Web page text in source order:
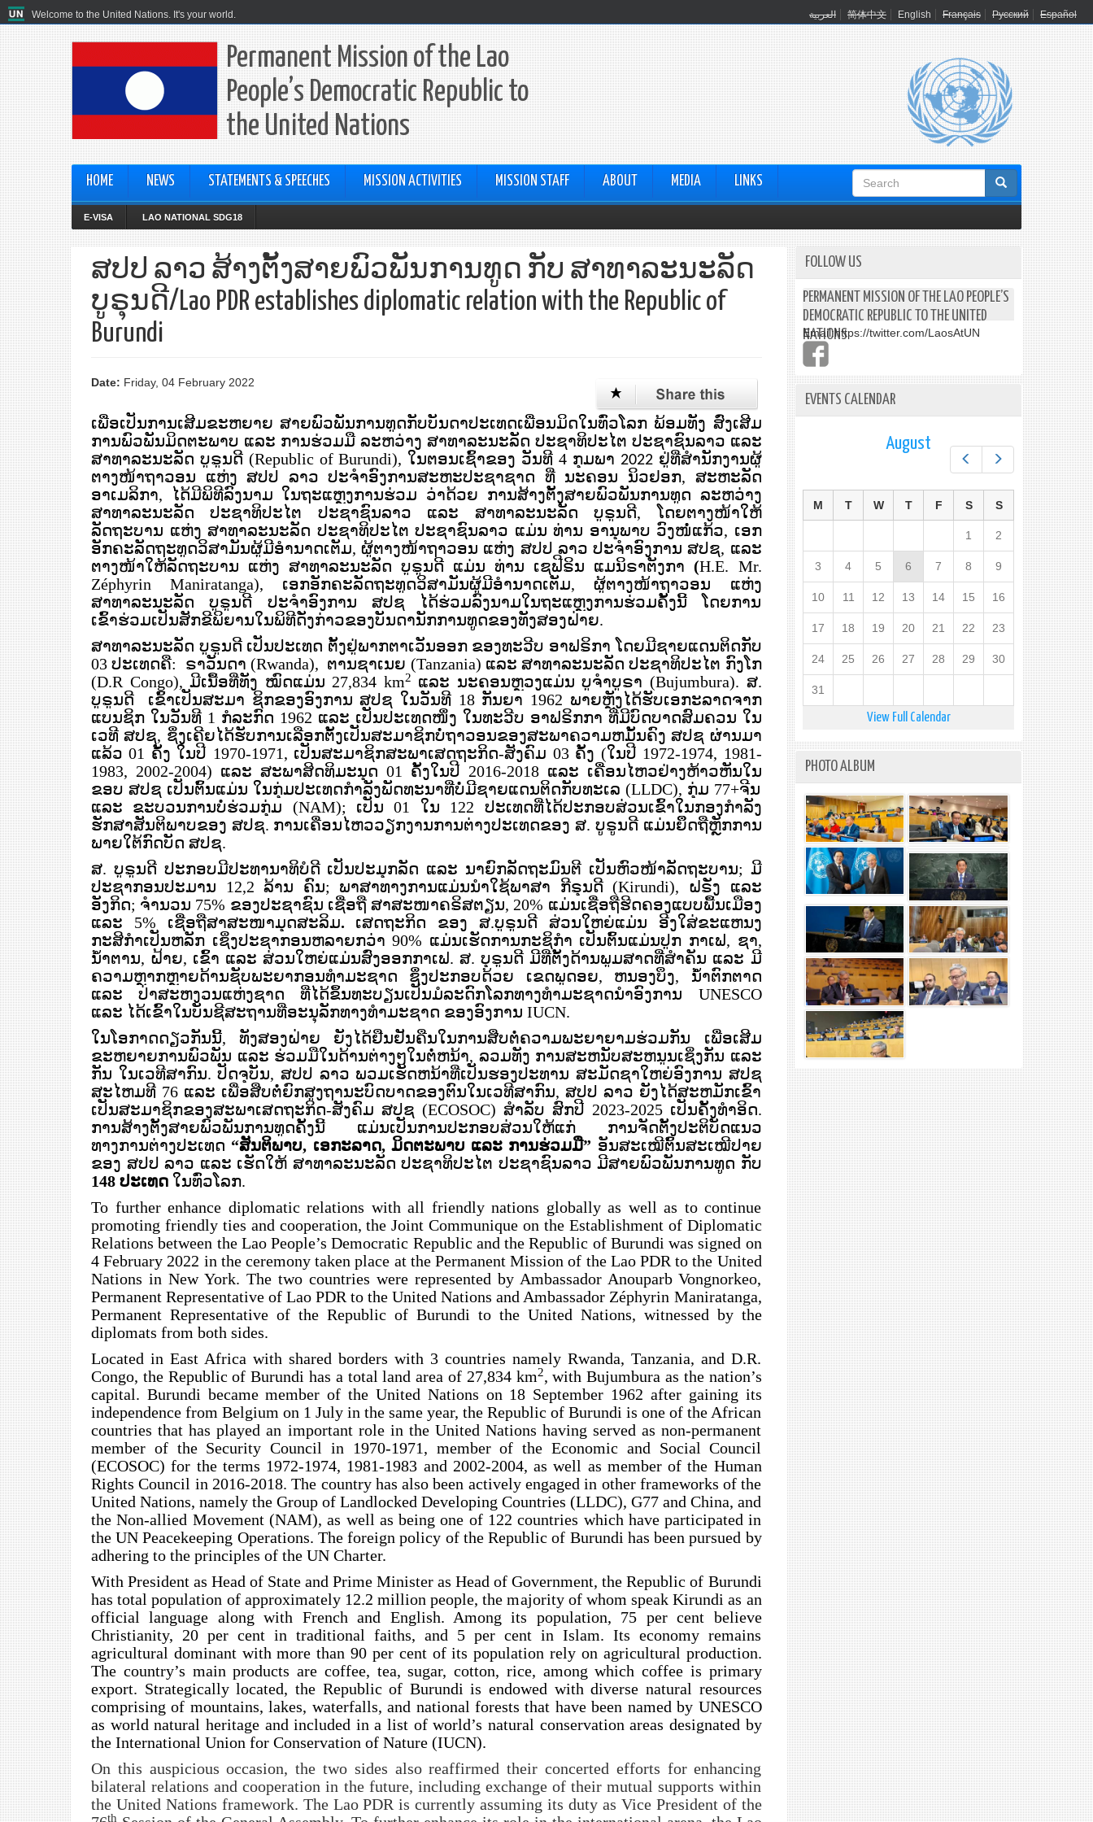
Welcome to the United Nations. It's your world. العربية 简体中文 English Français Русский Español
Permanent Mission of the Lao
People’s Democratic Republic to
the United Nations
HOME NEWS STATEMENTS & SPEECHES MISSION ACTIVITIES MISSION STAFF ABOUT MEDIA LINKS
Search
form
E-VISA LAO NATIONAL SDG18
ສປປ ລາວ ສ້າງຕັ້ງສາຍພົວພັນການທູດ ກັບ ສາທາລະນະລັດ
ບູຣຸນດີ/Lao PDR establishes diplomatic relation with the Republic of
Burundi
Date: Friday, 04 February 2022
ເພື່ອເປັນການເສີມຂະຫຍາຍ ສາຍພົວພັນການທູດກັບບັນດາປະເທດເພື່ອນມິດໃນທົ່ວໂລກ ພ້ອມທັງ ສົ່ງເສີມ
ການພົວພັນມິດຕະພາບ ແລະ ການຮ່ວມມື ລະຫວ່າງ ສາທາລະນະລັດ ປະຊາທິປະໄຕ ປະຊາຊົນລາວ ແລະ
ສາທາລະນະລັດ ບູ​ຣູນ​ດີ (Republic of Burundi), ໃນຕອນເຊົ້າຂອງ ວັນທີ 4 ກຸມພາ 2022 ຢູ່ທີ່ສຳນັກງານຜູ້
ຕາງໜ້າຖາວອນ ແຫ່ງ ສປປ ລາວ ປະຈຳອົງການສະຫະປະຊາຊາດ ທີ່ ນະຄອນ ນິວຢອກ, ສະຫະລັດ
ອາເມລິກາ, ໄດ້ມີພິທີລົງນາມ ໃນຖະແຫຼງການຮ່ວມ ວ່າດ້ວຍ ການສ້າງຕັ້ງສາຍພົວພັນການທູດ ລະຫວ່າງ
ສາທາລະນະລັດ ປະຊາທິປະໄຕ ປະຊາຊົນລາວ ແລະ ສາທາລະນະລັດ ບູຣູນ​ດີ, ໂດຍຕາງໜ້າໃຫ້
ລັດຖະບານ ແຫ່ງ ສາທາລະນະລັດ ປະຊາທິປະໄຕ ປະຊາຊົນລາວ ແມ່ນ ທ່ານ ອານຸພາບ ວົງໜໍ່ແກ້ວ, ເອກ
ອັກຄະລັດຖະທູດວິສາມັນຜູ້ມີອຳນາດເຕັມ, ຜູ້ຕາງໜ້າຖາວອນ ແຫ່ງ ສປປ ລາວ ປະຈໍາອົງການ ສປຊ,​ ແລະ
ຕາງໜ້າໃຫ້ລັດຖະບານ ແຫ່ງ ສາທາລະນະລັດ ບູ​ຣູນ​ດີ ແມ່ນ ທ່ານ ເຊຟີຣິນ ແມນິຣາຕັງກາ(H.E. Mr.
Zéphyrin Maniratanga), ເອກອັກຄະລັດຖະທູດວິສາມັນຜູ້ມີອຳນາດເຕັມ, ຜູ້ຕາງໜ້າຖາວອນ ແຫ່ງ
ສາທາລະນະລັດ ບູຣູນ​ດີ ປະຈໍາອົງການ ສປຊ ໄດ້ຮ່ວມລົງນາມໃນຖະແຫຼງການຮ່ວມຄັ້ງນີ້ ໂດຍການ
ເຂົ້າຮ່ວມເປັນສັກຂີພິຍານໃນພິທີດັ່ງກ່າວຂອງບັນດານັກການທູດຂອງທັງສອງຝ່າຍ.
ສາທາລະນະລັດ ບູຣູນດີ ເປັນປະເທດ ຕັ້ງຢູ່ພາກຕາເວັນອອກ ຂອງທະວີບ ອາຟຣິກາ ໂດຍມີຊາຍແດນຕິດກັບ
03 ປະເທດຄື:
ຣາວັນດາ (Rwanda), ຕານຊາເນຍ (Tanzania) ແລະ ສາທາລະນະລັດ ປະຊາທິປະໄຕ ກົງໂກ
(D.R Congo), ມີເນື້ອທີ່ທັງ ໝົດແມ່ນ 27,834 km2 ແລະ ນະຄອນຫຼວງແມ່ນ ບູຈໍາບູຣາ (Bujumbura). ​ສ.
ບູຣູນດີ ເຂົ້າເປັນສະມາ ຊິກຂອງອົງການ ສປຊ ໃນວັນທີ 18 ກັນຍາ 1962 ພາຍຫຼັງໄດ້ຮັບເອກະລາດຈາກ
ແບນຊິກ ໃນວັນທີ 1 ​ກໍ​ລະ​ກົດ 1962 ແລະ ເປັນປະເທດໜຶ່ງ ໃນທະວີບ ອາຟຣິກກາ ທີ່ມີບົດບາດສົມຄວນ ໃນ
ເວທີ ສປຊ, ຊຶ່ງເຄີຍໄດ້ຮັບການເລືອກຕັ້ງເປັນສະມາຊິກບໍ່ຖາວອນຂອງສະພາຄວາມຫມັ້ນຄົງ ສປຊ ຜ່ານມາ
ແລ້ວ 01 ຄັ້ງ ໃນປີ 1970-1971, ເປັນສະມາຊິກສະພາເສດຖະກິດ-ສັງຄົມ 03 ຄັ້ງ (ໃນປີ 1972-1974, 1981-
1983, 2002-2004) ແລະ ສະພາສິດທິມະນຸດ 01 ຄັ້ງໃນປີ 2016-2018 ແລະ ເຄື່ອນໄຫວຢ່າງຫ້າວຫັນໃນ
ຂອບ ສປຊ ເປັນຕົ້ນແມ່ນ ໃນກຸ່ມປະເທດກຳລັງພັດທະນາທີ່ບໍ່ມີຊາຍແດນຕິດກັບທະເລ (LLDC), ກຸ່ມ 77+ຈີນ
ແລະ ຂະບວນການບໍ່ຮ່ວມກຸ່ມ (NAM); ເປັນ 01 ໃນ 122 ປະເທດທີ່ໄດ້ປະກອບສ່ວນເຂົ້າໃນກອງກຳລັງ
ຮັກສາສັນຕິພາບຂອງ ສປຊ. ການເຄື່ອນໄຫວວຽກງານການຕ່າງປະເທດຂອງ ສ. ບູຣູນດີ ແມ່ນຍຶຶດຖືຫຼັກການ
ພາຍໃຕ້ກົດບັດ ສປຊ.
ສ. ບູຣູນດີ ປະກອບມີປະທານາທິບໍດີ ເປັນປະມຸກລັດ ແລະ ນາຍົກລັດຖະມົນຕີ ເປັນຫົວໜ້າລັດຖະບານ; ມີ
ປະຊາກອນປະມານ 12,2 ລ້ານ ຄົນ; ພາສາທາງການແມ່ນນຳໃຊ້ພາສາ ກີຣຸນດີ (Kirundi), ຝຣັ່ງ ແລະ
ອັງກິດ; ຈໍານວນ 75% ຂອງປະຊາຊົນ ເຊື່ອຖື ສາສະໜາຄຣິສຕຽນ, 20% ແມ່ນເຊື່ອຖືຮີດຄອງແບບພື້ນເມືອງ
ແລະ 5% ເຊື່ອຖືສາສະໜາມຸດສະລິມ.
ເສດຖະກິດ ຂອງ ສ.ບູຣູນດີ ສ່ວນໃຫຍ່ແມ່ນ ອີງໃສ່ຂະແຫນງ
ກະສິກຳເປັນຫລັກ ເຊິ່ງປະຊາກອນຫລາຍກວ່າ90% ແມ່ນເຮັດການກະຊິກໍາ ເປັນຕົ້ນແມ່ນປູກ ກາເຟ, ຊາ,
ນໍ້າຕານ, ຝ້າຍ, ເຂົ້າ ແລະ ສ່ວນໃຫຍ່ແມ່ນສົ່ງອອກກາເຟ.ສ.ບຸຣູນດີ ມີທີ່ຕັ້ງດ້ານພູມສາດທີ່ສຳຄັນ ແລະ ມີ
ຄວາມຫຼາກຫຼາຍດ້ານຊັບພະຍາກອນທຳມະຊາດ ​ຊຶ່ງປະກອບດ້ວຍ ເຂດພູດອຍ, ຫນອງບຶງ, ນໍ້ຳຕົກຕາດ
ແລະ ປ່າສະຫງວນແຫ່ງຊາດ ທີ່ໄດ້ຂຶ້ນທະບຽນເປັນມໍລະດົກໂລກທາງທຳມະຊາດນຳອົງການ UNESCO
ແລະ ໄດ້ເຂົ້າໃນບັນຊີສະຖານທີ່ອະນຸລັກທາງທຳມະຊາດ ຂອງອົງການ IUCN.
ໃນໂອກາດດຽວກັນນີ້, ທັງສອງຝ່າຍ ຍັງໄດ້ຢືນຢັນຄືນໃນການສືບຕໍ່ຄວາມພະຍາຍາມຮ່ວມກັນ ເພື່ອເສີມ
ຂະຫຍາຍການພົວພັນ ແລະ ຮ່ວມມືໃນດ້ານຕ່າງໆໃນຕໍ່ຫນ້າ, ລວມທັງ ການສະຫນັບສະຫນູນເຊິ່ງກັນ ແລະ
ກັນ ໃນເວທີສາກົນ. ປັດຈຸບັນ, ສປປ ລາວ ພວມເຮັດຫນ້າທີ່ເປັນຮອງປະທານ ສະມັດຊາໃຫຍ່ອົງການ ສປຊ
ສະໄຫມທີ 76 ແລະ ເພື່ອສືບຕໍ່ຍົກສູງຖານະບົດບາດຂອງຕົນໃນເວທີສາກົນ, ສປປ ລາວ ຍັງໄດ້ສະຫມັກເຂົ້າ
ເປັນສະມາຊິກຂອງສະພາເສດຖະກິດ-ສັງຄົມ ສປຊ (ECOSOC) ສໍາລັບ ສົກປີ 2023-2025 ເປັນຄັ້ງທໍາອິດ.
ການສ້າງຕັ້ງສາຍພົວພັນການທູດຄັ້ງນີ້ ແມ່ນເປັນການປະກອບສ່ວນໃຫ້ແກ່ ການຈັດຕັ້ງປະຕິບັດແນວ
ທາງການຕ່າງປະເທດ “ສັນຕິພາບ, ເອກະລາດ, ມິດຕະພາບ ແລະ ການຮ່ວມມື” ອັນສະເໝີຕົ້ນສະເໝີປາຍ
ຂອງ ສປປ ລາວ ແລະ ເຮັດໃຫ້ ສາທາລະນະລັດ ປະຊາທິປະໄຕ ປະຊາຊົນລາວ ມີສາຍພົວພັນການທູດ ກັບ
148 ປະເທດ ໃນທົ່ວໂລກ.
To further enhance diplomatic relations with all friendly nations globally as well as to continue
promoting friendly ties and cooperation, the Joint Communique on the Establishment of Diplomatic
Relations between the Lao People’s Democratic Republic and the Republic of Burundi was signed on
4 February 2022 in the ceremony taken place at the Permanent Mission of the Lao PDR to the United
Nations in New York. The two countries were represented by Ambassador Anouparb Vongnorkeo,
Permanent Representative of Lao PDR to the United Nations and Ambassador Zéphyrin Maniratanga,
Permanent Representative of the Republic of Burundi to the United Nations, witnessed by the
diplomats from both sides.
Located in East Africa with shared borders with 3 countries namely Rwanda, Tanzania, and D.R.
Congo, the Republic of Burundi has a total land area of 27,834 km2, with Bujumbura as the nation’s
capital. Burundi became member of the United Nations on 18 September 1962 after gaining its
independence from Belgium on 1 July in the same year, the Republic of Burundi is one of the African
countries that has played an important role in the United Nations having served as non-permanent
member of the Security Council in 1970-1971, member of the Economic and Social Council
(ECOSOC) for the terms 1972-1974, 1981-1983 and 2002-2004, as well as member of the Human
Rights Council in 2016-2018. The country has also been actively engaged in other frameworks of the
United Nations, namely the Group of Landlocked Developing Countries (LLDC), G77 and China, and
the Non-allied Movement (NAM), as well as being one of 122 countries which have participated in
the UN Peacekeeping Operations. The foreign policy of the Republic of Burundi has been pursued by
adhering to the principles of the UN Charter.
With President as Head of State and Prime Minister as Head of Government, the Republic of Burundi
has total population of approximately 12.2 million people, the majority of whom speak Kirundi as an
official language along with French and English. Among its population, 75 per cent believe
Christianity, 20 per cent in traditional faiths, and 5 per cent in Islam. Its economy remains
agricultural dominant with more than 90 per cent of its population rely on agricultural production.
The country’s main products are coffee, tea, sugar, cotton, rice, among which coffee is primary
export. Strategically located, the Republic of Burundi is endowed with diverse natural resources
comprising of mountains, lakes, waterfalls, and national forests that have been named by UNESCO
as world natural heritage and included in a list of world’s natural conservation areas designated by
the International Union for Conservation of Nature (IUCN).
On this auspicious occasion, the two sides also reaffirmed their concerted efforts for enhancing
bilateral relations and cooperation in the future, including exchange of their mutual supports within
the United Nations framework. The Lao PDR is currently assuming its duty as Vice President of the
th
FOLLOW US
PERMANENT MISSION OF THE LAO PEOPLE’S
DEMOCRATIC REPUBLIC TO THE UNITED
NATIONS
Email:https://twitter.com/LaosAtUN
EVENTS CALENDAR
Next
August
M T W T F S S
1 2
3 4 5 6 7 8 9
10 11 12 13 14 15 16
17 18 19 20 21 22 23
24 25 26 27 28 29 30
31
View Full Calendar
PHOTO ALBUM